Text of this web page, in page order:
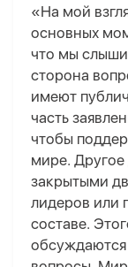
«На мой
основных
что мы
сторона
имеют
часть
чтобы
мире. Другое
закрытыми
лидеров или
составе.